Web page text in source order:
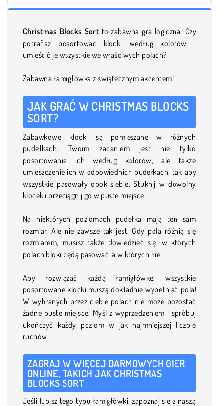
Christmas Blocks Sort to zabawna gra logiczna. Czy
potrafisz posortować klocki według kolorów i
umieścić je wszystkie we właściwych polach?
Zabawna łamigłówka z świątecznym akcentem!
JAK GRAĆ W CHRISTMAS BLOCKS
SORT?
Zabawkowe klocki są pomieszane w różnych
pudełkach. Twoim zadaniem jest nie tylko
posortowanie ich według kolorów, ale także
umieszczenie ich w odpowiednich pudełkach, tak aby
wszystkie pasowały obok siebie. Stuknij w dowolny
klocek i przeciągnij go w puste miejsce.
Na niektórych poziomach pudełka mają ten sam
rozmiar. Ale nie zawsze tak jest. Gdy pola różnią się
rozmiarem, musisz także dowiedzieć się, w których
polach bloki będą pasować, a w których nie.
Aby rozwiązać każdą łamigłówkę, wszystkie
posortowane klocki muszą dokładnie wypełniać pola!
W wybranych przez ciebie polach nie może pozostać
żadne puste miejsce. Myśl z wyprzedzeniem i spróbuj
ukończyć każdy poziom w jak najmniejszej liczbie
ruchów.
ZAGRAJ W WIĘCEJ DARMOWYCH GIER
ONLINE, TAKICH JAK CHRISTMAS
BLOCKS SORT
Jeśli lubisz tego typu łamigłówki, zapoznaj się z naszą